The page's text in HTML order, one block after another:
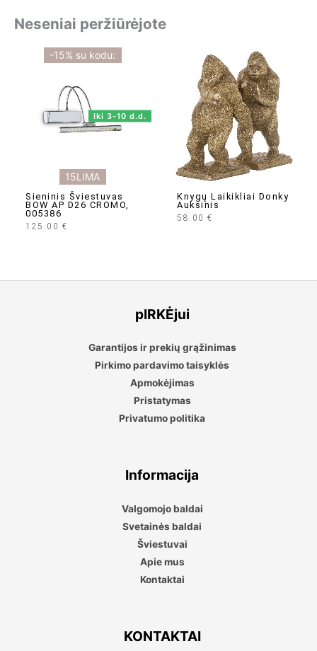
Neseniai peržiūrėjote
15LIMA
-15% su kodu:
Iki 3-10 d.d.
Sieninis Šviestuvas
BOW AP D26 CROMO,
005386
125.00 €
Knygų Laikikliai Donky
Auksinis
58.00€
pIRKĖjui
Garantijos ir prekių grąžinimas
Pirkimo pardavimo taisyklės
Apmokėjimas
Pristatymas
Privatumo politika
Informacija
Valgomojo baldai
Svetainės baldai
Šviestuvai
Apie mus
Kontaktai
KONTAKTAI